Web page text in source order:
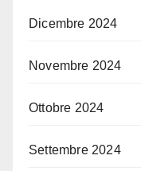
Dicembre 2024
Novembre 2024
Ottobre 2024
Settembre 2024